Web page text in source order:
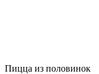
Пицца из половинок